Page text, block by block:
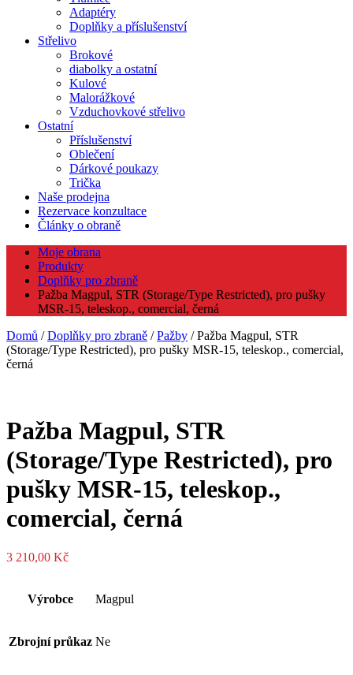
Adaptéry
Doplňky a příslušenství
Střelivo
Brokové
diabolky a ostatní
Kulové
Malorážkové
Vzduchovkové střelivo
Ostatní
Příslušenství
Oblečení
Dárkové poukazy
Trička
Naše prodejna
Rezervace konzultace
Články o obraně
Moje obrana
Produkty
Doplňky pro zbraně
Pažba Magpul, STR (Storage/Type Restricted), pro pušky
MSR-15, teleskop., comercial, černá
Domů /Doplňky pro zbraně /Pažby / Pažba Magpul, STR
(Storage/Type Restricted), pro pušky MSR-15, teleskop., comercial,
černá
Pažba Magpul, STR
(Storage/Type Restricted), pro
pušky MSR-15, teleskop.,
comercial, černá
3 210,00 Kč
Výrobce Magpul
Zbrojní průkaz Ne